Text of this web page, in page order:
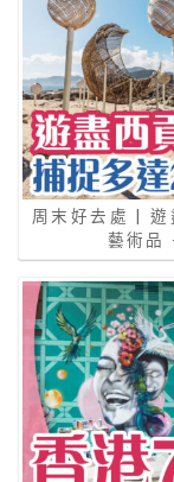
周末好去處 | 遊
藝術品